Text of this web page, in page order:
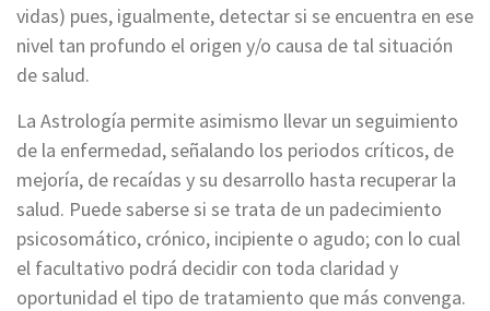
vidas) pues, igualmente, detectar si se encuentra en ese
nivel tan profundo el origen y/o causa de tal situación
de salud.
La Astrología permite asimismo llevar un seguimiento
de la enfermedad, señalando los periodos críticos, de
mejoría, de recaídas y su desarrollo hasta recuperar la
salud. Puede saberse si se trata de un padecimiento
psicosomático, crónico, incipiente o agudo; con lo cual
el facultativo podrá decidir con toda claridad y
oportunidad el tipo de tratamiento que más convenga.